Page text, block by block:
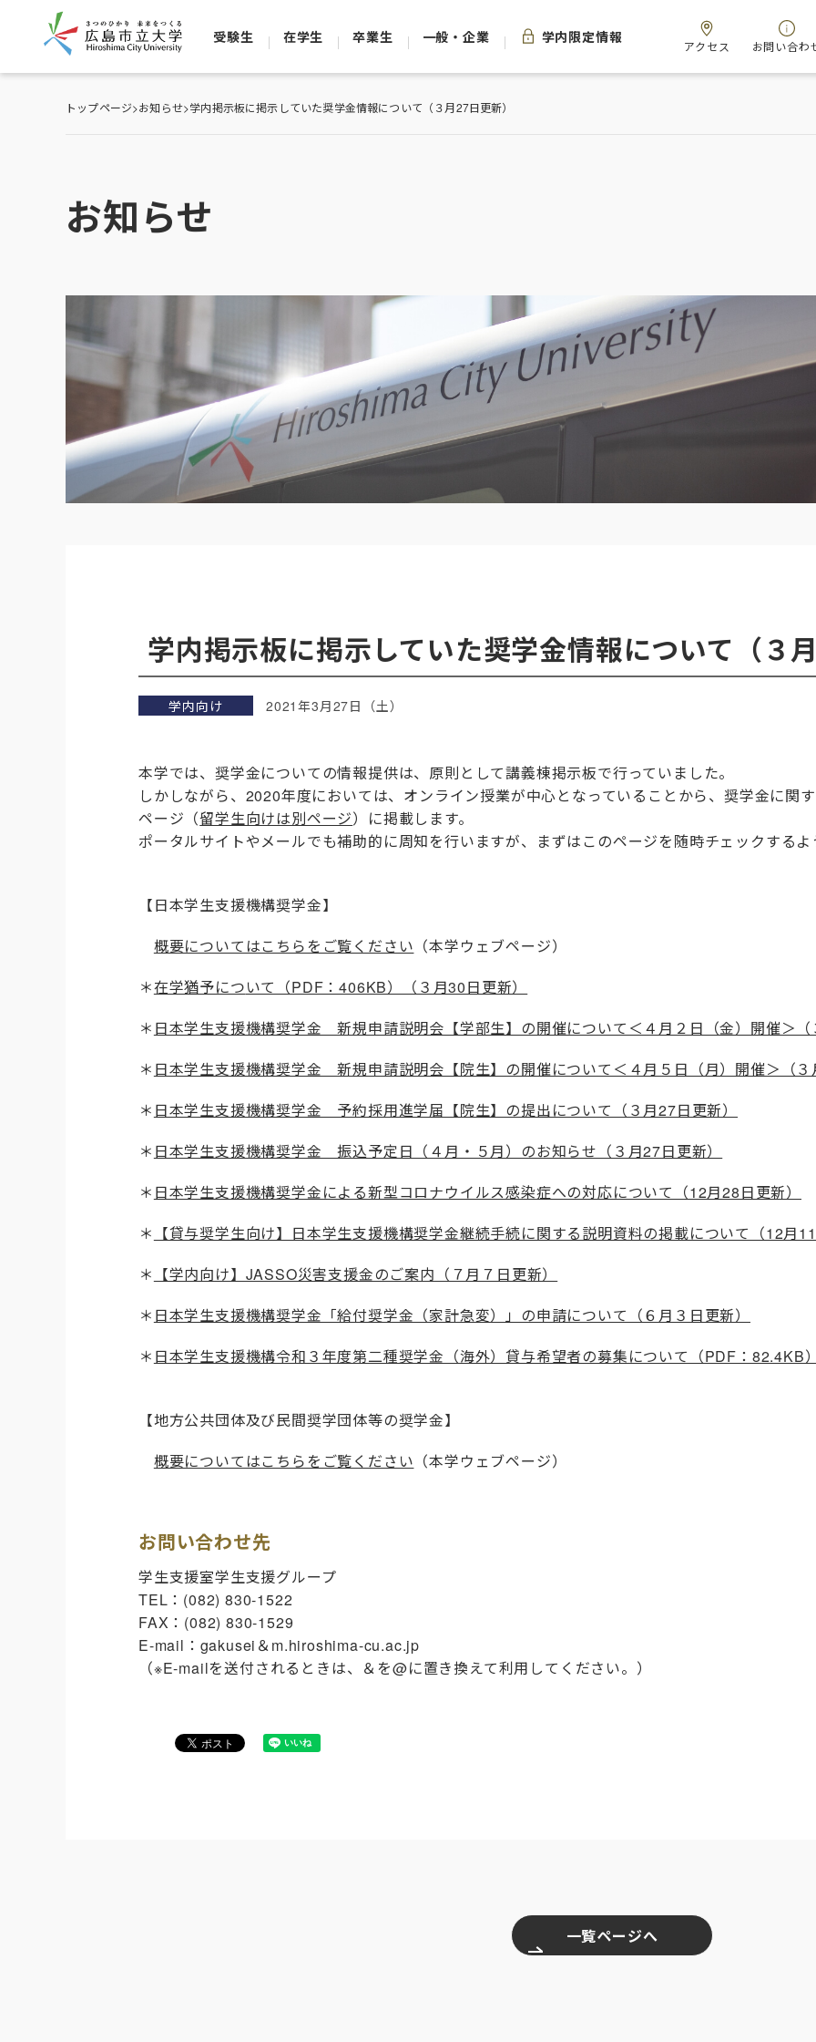
受験生 在学生 卒業生 一般・企業 学内限定情報
アクセス お問い合わ
トップページ>お知らせ>学内掲示板に掲示していた奨学金情報について（３月27日更新）
お知らせ
学内掲示板に掲示していた奨学金情報について（３月
学内向け 2021年3月27日（土）
本学では、奨学金についての情報提供は、原則として講義棟掲示板で行っていました。
しかしながら、2020年度においては、オンライン授業が中心となっていることから、奨学金に関
ページ（留学生向けは別ページ）に掲載します。
ポータルサイトやメールでも補助的に周知を行いますが、まずはこのページを随時チェックするよ
【日本学生支援機構奨学金】
概要についてはこちらをご覧ください （本学ウェブページ）
＊在学猶予について（PDF：406KB）（３月30日更新）
＊ 日本学生支援機構奨学金 新規申請説明会【学部生】の開催について＜４月２日（金）開催＞（
＊ 日本学生支援機構奨学金 新規申請説明会【院生】の開催について＜４月５日（月）開催＞（３
＊ 日本学生支援機構奨学金 予約採用進学届【院生】の提出について（３月27日更新）
＊ 日本学生支援機構奨学金 振込予定日（４月・５月）のお知らせ（３月27日更新）
＊ 日本学生支援機構奨学金による新型コロナウイルス感染症への対応について（12月28日更新）
＊ 【貸与奨学生向け】日本学生支援機構奨学金継続手続に関する説明資料の掲載について（12月11
＊ 【学内向け】JASSO災害支援金のご案内（７月７日更新）
＊ 日本学生支援機構奨学金「給付奨学金（家計急変）」の申請について（６月３日更新）
＊ 日本学生支援機構令和３年度第二種奨学金（海外）貸与希望者の募集について（PDF：82.4KB）
【地方公共団体及び民間奨学団体等の奨学金】
概要についてはこちらをご覧ください （本学ウェブページ）
お問い合わせ先
学生支援室学生支援グループ
TEL：(082) 830-1522
FAX：(082) 830-1529
E-mail：gakusei＆m.hiroshima-cu.ac.jp
（※E-mailを送付されるときは、＆を@に置き換えて利用してください。）
一覧ページへ